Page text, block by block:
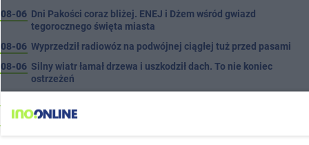
08-06 Dni Pakości coraz bliżej. ENEJ i Dżem wśród gwiazd
tegorocznego święta miasta
08-06 Wyprzedził radiowóz na podwójnej ciągłej tuż przed pasami
08-06 Silny wiatr łamał drzewa i uszkodził dach. To nie koniec
ostrzeżeń
08-06 Pięciu nietrzeźwych uczestników ruchu wpadło w ręce policji.